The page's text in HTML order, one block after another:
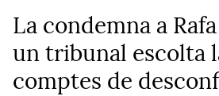
La condemna a
un tribunal escolta
comptes de